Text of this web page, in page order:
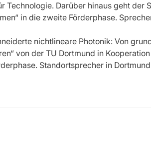
Technologie. Darüber hinaus geht der
in die zweite Förderphase.
nichtlineare Photonik: Von
von der TU Dortmund in
Standortsprecher in Dortmund